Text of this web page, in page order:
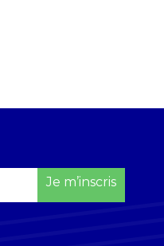
Je m’inscris